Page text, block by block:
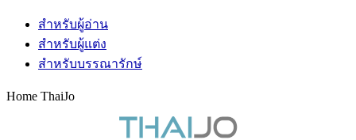
สำหรับผู้อ่าน
สำหรับผู้แต่ง
สำหรับบรรณารักษ์
Home ThaiJo